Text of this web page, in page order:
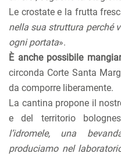
Le crostate e la frutta
nella sua struttura perché
ogni portata».
È anche possibile
circonda Corte Santa
da comporre liberamente.
La cantina propone il
e del territorio
l’idromele, una
produciamo nel